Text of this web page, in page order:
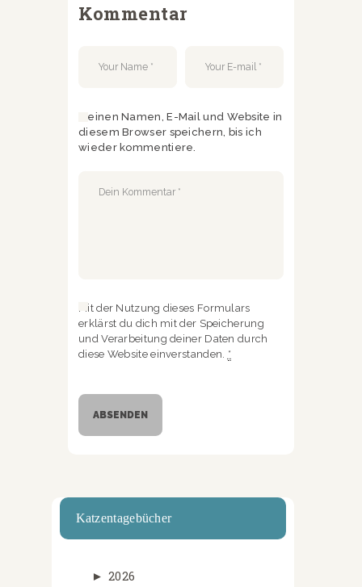
Kommentar
Meinen Namen, E-Mail und Website in
diesem Browser speichern, bis ich
wieder kommentiere.
Mit der Nutzung dieses Formulars
erklärst du dich mit der Speicherung
und Verarbeitung deiner Daten durch
diese Website einverstanden. *
Katzentagebücher
► 2026